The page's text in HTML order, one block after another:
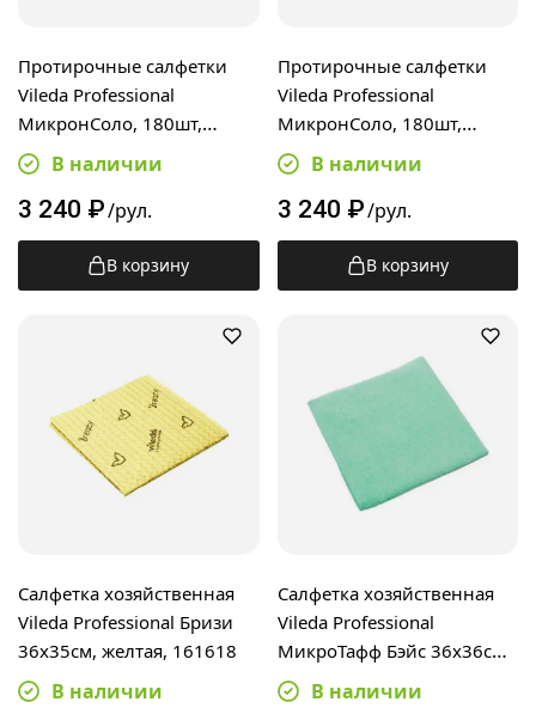
Протирочные салфетки
Vileda Professional
МикронСоло, 180шт,
32х25см, желтые, 170358
В наличии
3 240 ₽/рул.
В корзину
Протирочные салфетки
Vileda Professional
МикронСоло, 180шт,
32х25см, зеленые, 170361
В наличии
3 240 ₽/рул.
В корзину
Салфетка хозяйственная
Vileda Professional Бризи
36х35см, желтая, 161618
В наличии
Салфетка хозяйственная
Vileda Professional
МикроТафф Бэйс 36х36см,
зеленая, 174180
В наличии